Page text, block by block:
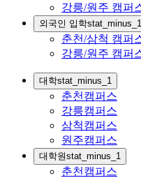
강릉/원주 캠퍼
외국인 입학stat_minus_1
춘천/삼척 캠퍼
강릉/원주 캠퍼
대학stat_minus_1
춘천캠퍼스
강릉캠퍼스
삼척캠퍼스
원주캠퍼스
대학원stat_minus_1
춘천캠퍼스